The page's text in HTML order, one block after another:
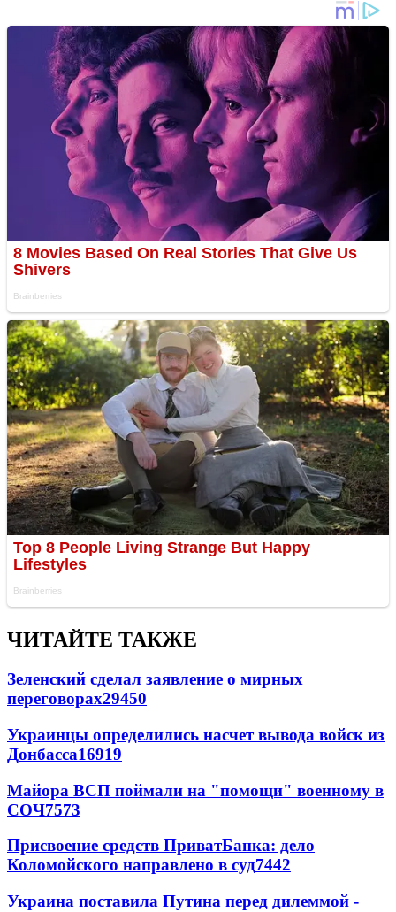
ЧИТАЙТЕ ТАКЖЕ
Зеленский сделал заявление о мирных
переговорах29450
Украинцы определились насчет вывода войск из
Донбасса16919
Майора ВСП поймали на "помощи" военному в
СОЧ7573
Присвоение средств ПриватБанка: дело
Коломойского направлено в суд7442
Украина поставила Путина перед дилеммой -